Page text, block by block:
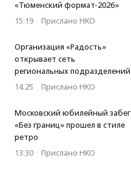
«Тюменский формат-2026»
15:19 · Прислано НКО
Организация «Радость»
открывает сеть
региональных подразделений
14:25 · Прислано НКО
Московский юбилейный забег
«Без границ» прошел в стиле
ретро
13:30 · Прислано НКО